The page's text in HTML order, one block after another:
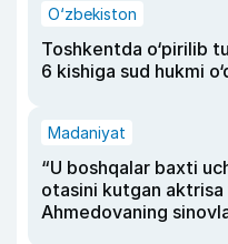
O‘zbekiston
Toshkentda o‘pirilib
6 kishiga sud hukmi
Madaniyat
“U boshqalar baxti
otasini kutgan aktrisa
Ahmedovaning